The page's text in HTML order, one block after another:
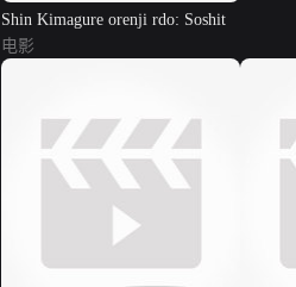
Shin Kimagure orenji rdo: Soshit
电影